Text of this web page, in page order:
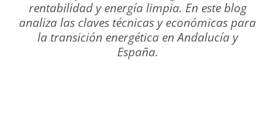
rentabilidad y energía limpia. En este blog
analiza las claves técnicas y económicas para
la transición energética en Andalucía y
España.